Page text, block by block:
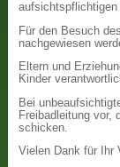
Für den Besuch
nachgewiesen
Eltern und
Kinder
Bei
Freibadleitung vor,
schicken.
Vielen Dank für Ihr